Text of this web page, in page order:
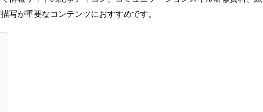
写が重要なコンテンツにおすすめです。